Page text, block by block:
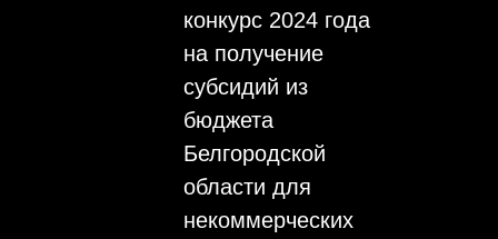
конкурс 2024 года
на получение
субсидий из
бюджета
Белгородской
области для
некоммерческих